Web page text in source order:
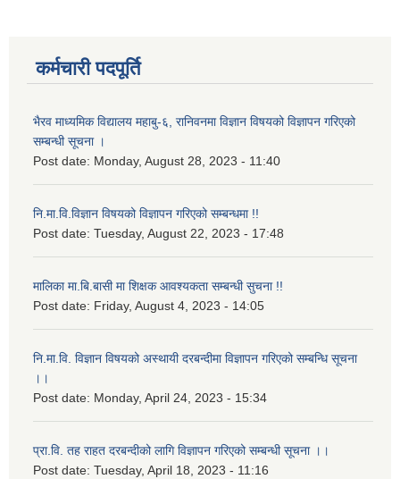
कर्मचारी पदपूर्ति
भैरव माध्यमिक विद्यालय महाबु-६, रानिवनमा विज्ञान विषयको विज्ञापन गरिएको
सम्बन्धी सूचना ।
Post date: Monday, August 28, 2023 - 11:40
नि.मा.वि.विज्ञान विषयको विज्ञापन गरिएको सम्बन्धमा !!
Post date: Tuesday, August 22, 2023 - 17:48
मालिका मा.बि.बासी मा शिक्षक आवश्यकता सम्बन्धी सुचना !!
Post date: Friday, August 4, 2023 - 14:05
नि.मा.वि. विज्ञान विषयको अस्थायी दरबन्दीमा विज्ञापन गरिएको सम्बन्धि सूचना
।।
Post date: Monday, April 24, 2023 - 15:34
प्रा.वि. तह राहत दरबन्दीको लागि विज्ञापन गरिएको सम्बन्धी सूचना ।।
Post date: Tuesday, April 18, 2023 - 11:16